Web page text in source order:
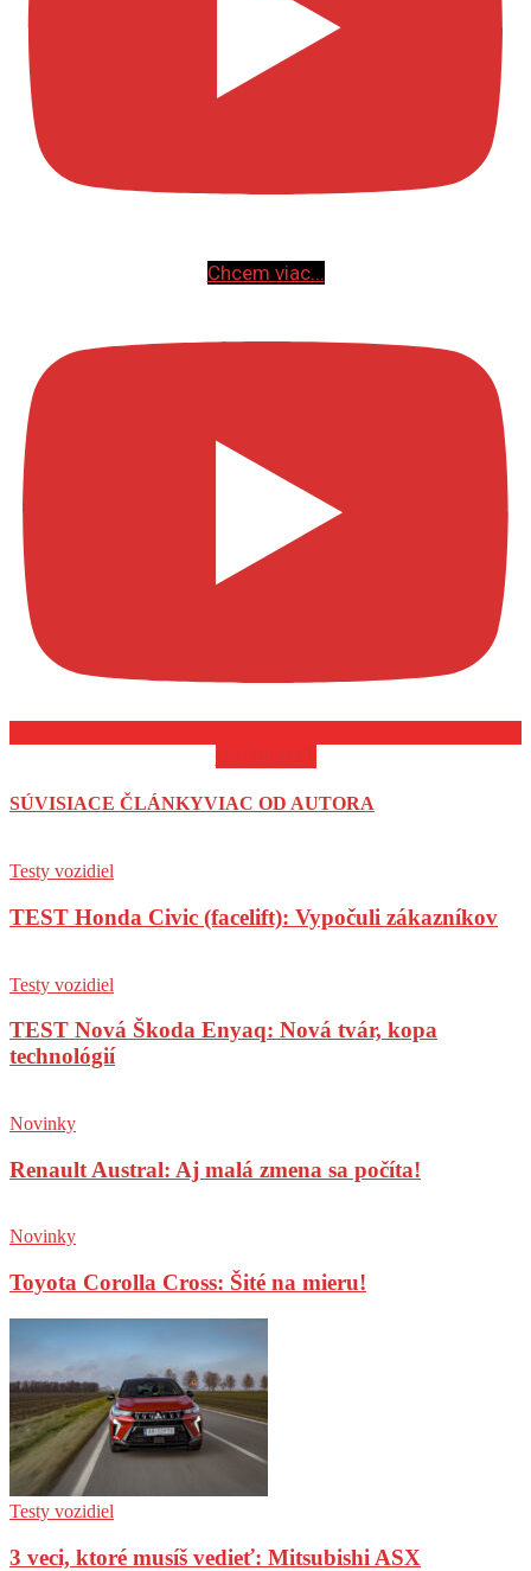
Chcem viac...
SÚVISIACE ČLÁNKYVIAC OD AUTORA
Testy vozidiel
TEST Honda Civic (facelift): Vypočuli zákazníkov
Testy vozidiel
TEST Nová Škoda Enyaq: Nová tvár, kopa
technológií
Novinky
Renault Austral: Aj malá zmena sa počíta!
Novinky
Toyota Corolla Cross: Šité na mieru!
Testy vozidiel
3 veci, ktoré musíš vedieť: Mitsubishi ASX